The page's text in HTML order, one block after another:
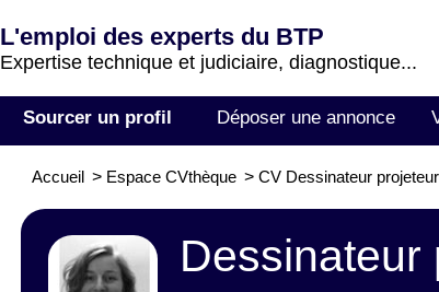
L'emploi des experts du BTP
Expertise technique et judiciaire, diagnostique...
Sourcer un profil Déposer une annonce
Accueil > Espace CVthèque > CV Dessinateur
Dessinateur